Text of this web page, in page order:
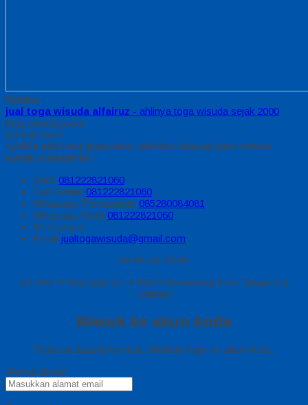
Sidebar
jual toga wisuda alfairuz - ahlinya toga wisuda sejak 2000
toga wisuda juara
Kontak Kami
Apabila ada yang ditanyakan, silahkan hubungi kami melalui
kontak di bawah ini.
SMS 081222821060
Call Center 081222821060
Whatsapp Pemesanan 085280084081
Whatsapp Syifa 081222821060
Messenger
Email jualtogawisuda@gmail.com
08.00 s/d 20.00
Jl Letda D Suprapto RT 3 RW 5 Gerendeng Kota Tangerang
Banten
Masuk ke akun Anda
Selamat datang kembali, silahkan login ke akun Anda.
Alamat Email